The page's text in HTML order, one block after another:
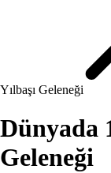
Yılbaşı Geleneği
Dünyada
Geleneği